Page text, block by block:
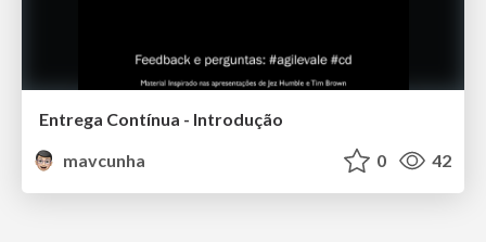
Entrega Contínua - Introdução
mavcunha
0 42